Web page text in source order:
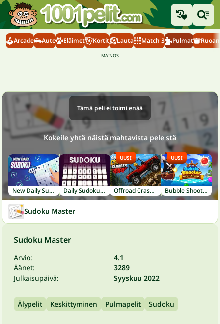
Arcade Auto Eläimet Kortit Lauta Match 3 Pulmat
Tämä peli ei toimi enää
Kokeile yhtä näistä mahtavista peleistä
New Daily Sudoku Daily Sudoku Challenge Offroad Crash Climber 4X4
UUSI
Bubble Shooter: Pirate Treasures
UUSI
Sudoku Master
Sudoku Master
Arvio:
4.1
Äänet:
3289
Julkaisupäivä:
Syyskuu 2022
Älypelit Keskittyminen Pulmapelit Sudoku